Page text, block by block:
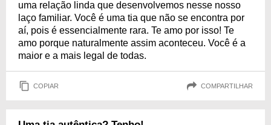
uma relação linda que desenvolvemos nesse nosso
laço familiar. Você é uma tia que não se encontra por
aí, pois é essencialmente rara. Te amo por isso! Te
amo porque naturalmente assim aconteceu. Você é a
maior e a mais legal de todas.
COPIAR COMPARTILHAR